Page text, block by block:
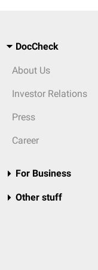
DocCheck
About Us
Investor Relations
Press
Career
For Business
Other stuff